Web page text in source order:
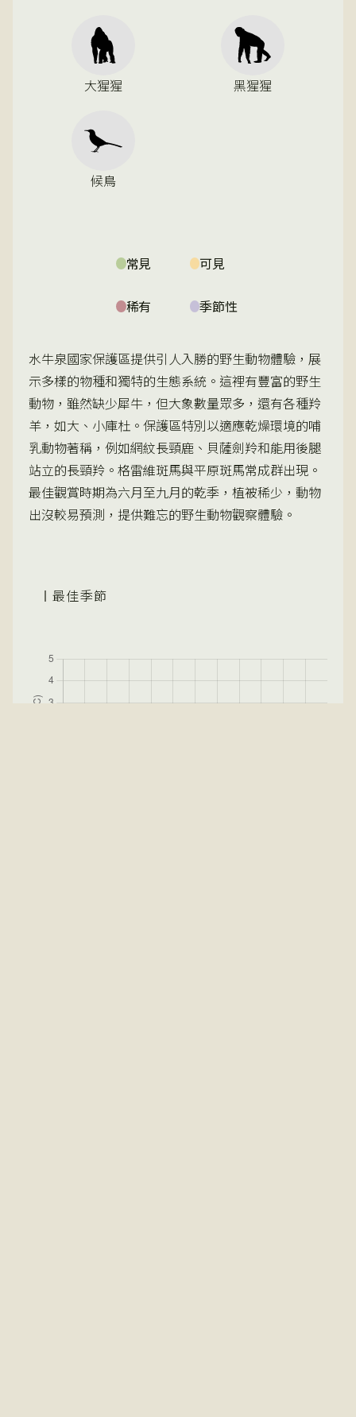
大猩猩 黑猩猩
候鳥
常見 可見
稀有 季節性
水牛泉國家保護區提供引人入勝的野生動物體驗，展
示多樣的物種和獨特的生態系統。這裡有豐富的野生
動物，雖然缺少犀牛，但大象數量眾多，還有各種羚
羊，如大、小庫杜。保護區特別以適應乾燥環境的哺
乳動物著稱，例如網紋長頸鹿、貝薩劍羚和能用後腿
站立的長頸羚。格雷維斑馬與平原斑馬常成群出現。
最佳觀賞時期為六月至九月的乾季，植被稀少，動物
出沒較易預測，提供難忘的野生動物觀察體驗。
最佳季節